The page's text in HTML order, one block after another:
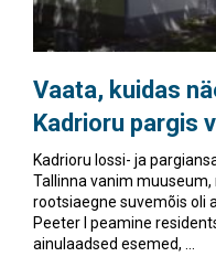
Vaata, kuidas
Kadrioru pargis
Kadrioru lossi- ja
Tallinna vanim muuseum,
rootsiaegne suvemõis oli
Peeter I peamine
ainulaadsed esemed, ...